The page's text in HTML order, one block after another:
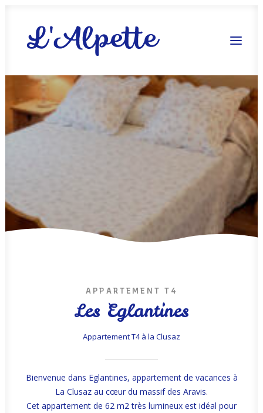
APPARTEMENT T4
Les Eglantines
Appartement T4 à la Clusaz
Bienvenue dans Eglantines, appartement de vacances à
La Clusaz au cœur du massif des Aravis.
Cet appartement de 62 m2 très lumineux est idéal pour